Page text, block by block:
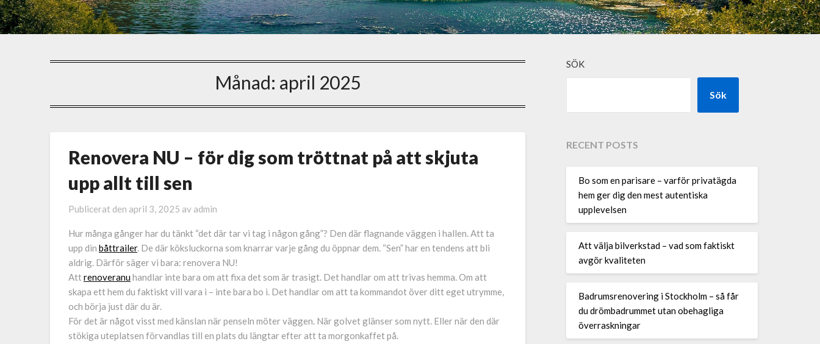
Månad: april 2025
Renovera NU – för dig som tröttnat på att skjuta
upp allt till sen
Publicerat den april 3, 2025 av admin
Hur många gånger har du tänkt “det där tar vi tag i någon gång”? Den där flagnande väggen i hallen. Att ta
upp din båttrailer. De där köksluckorna som knarrar varje gång du öppnar dem. “Sen” har en tendens att bli
aldrig. Därför säger vi bara: renovera NU!
Attrenoveranuhandlar inte bara om att fixa det som är trasigt. Det handlar om att trivas hemma. Om att
skapa ett hem du faktiskt vill vara i – inte bara bo i. Det handlar om att ta kommandot över ditt eget utrymme,
och börja just där du är.
För det är något visst med känslan när penseln möter väggen. När golvet glänser som nytt. Eller när den där
stökiga uteplatsen förvandlas till en plats du längtar efter att ta morgonkaffet på.
SÖK
Sök
RECENT POSTS
Bo som en parisare – varför privatägda
hem ger dig den mest autentiska
upplevelsen
Att välja bilverkstad – vad som faktiskt
avgör kvaliteten
Badrumsrenovering i Stockholm – så får
du drömbadrummet utan obehagliga
överraskningar